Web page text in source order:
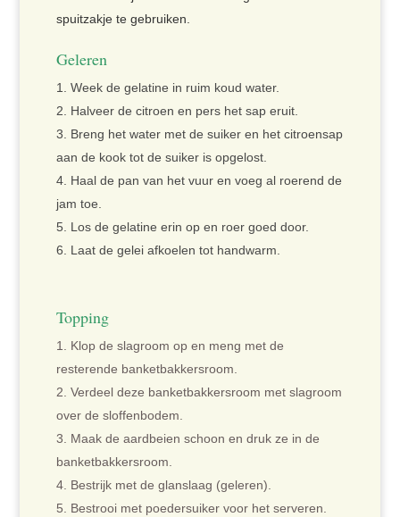
spuitzakje te gebruiken.
Geleren
Week de gelatine in ruim koud water.
Halveer de citroen en pers het sap eruit.
Breng het water met de suiker en het citroensap
aan de kook tot de suiker is opgelost.
Haal de pan van het vuur en voeg al roerend de
jam toe.
Los de gelatine erin op en roer goed door.
Laat de gelei afkoelen tot handwarm.
Topping
Klop de slagroom op en meng met de
resterende banketbakkersroom.
Verdeel deze banketbakkersroom met slagroom
over de sloffenbodem.
Maak de aardbeien schoon en druk ze in de
banketbakkersroom.
Bestrijk met de glanslaag (geleren).
Bestrooi met poedersuiker voor het serveren.